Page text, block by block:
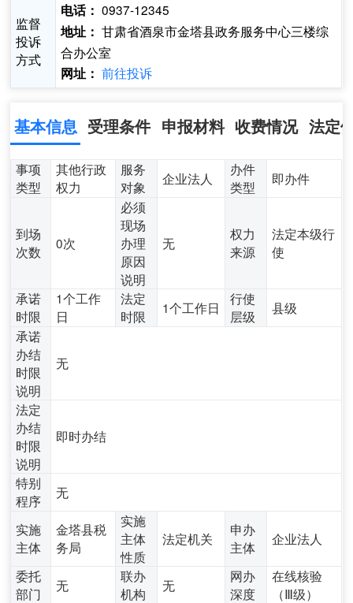
监督
投诉
方式
电话： 0937-12345
地址： 甘肃省酒泉市金塔县政务服务中心三楼综
合办公室
网址： 前往投诉
基本信息 受理条件 申报材料 收费情况 法定
事项
类型
其他行政
权力
服务
对象
企业法人
办件
类型
即办件
到场
次数
0次
必须
现场
办理
原因
说明
无
权力
来源
法定本级行
使
承诺
时限
1个工作
日
法定
时限
1个工作日
行使
层级
县级
承诺
办结
时限
说明
无
法定
办结
时限
说明
即时办结
特别
程序
无
实施
主体
金塔县税
务局
实施
主体
性质
法定机关
申办
主体
企业法人
委托
部门
无
联办
机构
无
网办
深度
在线核验
（Ⅲ级）